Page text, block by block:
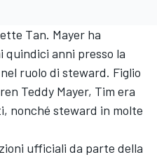
Tan. Mayer ha
anni presso la
ruolo di steward. Figlio
Teddy Mayer, Tim era
nonché steward in molte
ufficiali da parte della